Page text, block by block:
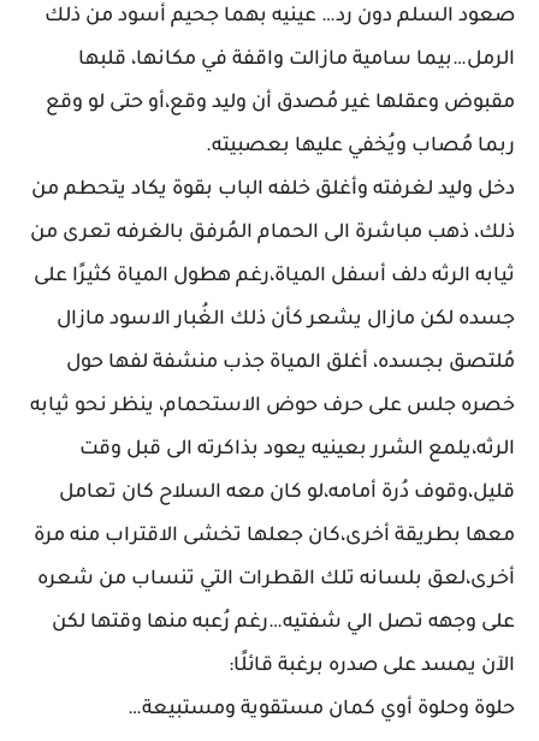
صعود السلم دون رد… عينيه بهما جحيم أسود من ذلك
الرمل…بيما سامية مازالت واقفة في مكانها، قلبها
مقبوض وعقلها غير مُصدق أن وليد وقع،أو حتى لو وقع
ربما مُصاب ويُخفي عليها بعصبيته.
دخل وليد لغرفته وأغلق خلفه الباب بقوة يكاد يتحطم من
ذلك، ذهب مباشرة الى الحمام المُرفق بالغرفه تعرى من
ثيابه الرثه دلف أسفل المياة،رغم هطول المياة كثيرًا على
جسده لكن مازال يشعر كأن ذلك الغُبار الاسود مازال
مُلتصق بجسده، أغلق المياة جذب منشفة لفها حول
خصره جلس على حرف حوض الاستحمام، ينظر نحو ثيابه
الرثه،يلمع الشرر بعينيه يعود بذاكرته الى قبل وقت
قليل،وقوف دُرة أمامه،لو كان معه السلاح كان تعامل
معها بطريقة أخرى،كان جعلها تخشى الاقتراب منه مرة
أخرى،لعق بلسانه تلك القطرات التي تنساب من شعره
على وجهه تصل الي شفتيه…رغم رُعبه منها وقتها لكن
الآن يمسد على صدره برغبة قائلًا:
حلوة وحلوة أوي كمان مستقوية ومستبيعة…